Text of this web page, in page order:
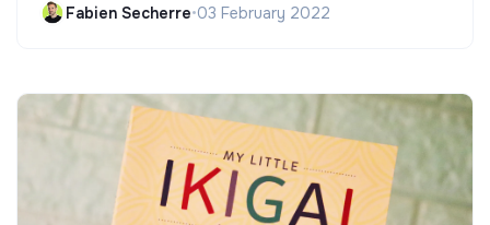
Fabien Secherre•03 February 2022